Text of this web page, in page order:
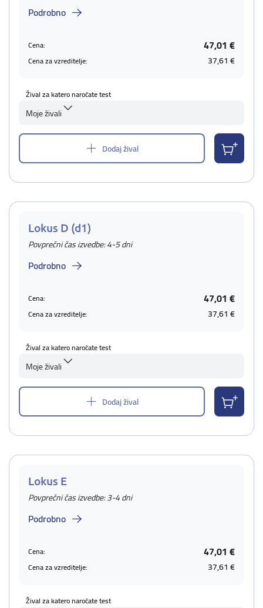
Podrobno
Cena: 47,01 €
Cena za vzreditelje: 37,61 €
Žival za katero naročate test
Moje živali
Dodaj žival
Lokus D (d1)
Povprečni čas izvedbe: 4-5 dni
Podrobno
Cena: 47,01 €
Cena za vzreditelje: 37,61 €
Žival za katero naročate test
Moje živali
Dodaj žival
Lokus E
Povprečni čas izvedbe: 3-4 dni
Podrobno
Cena: 47,01 €
Cena za vzreditelje: 37,61 €
Žival za katero naročate test